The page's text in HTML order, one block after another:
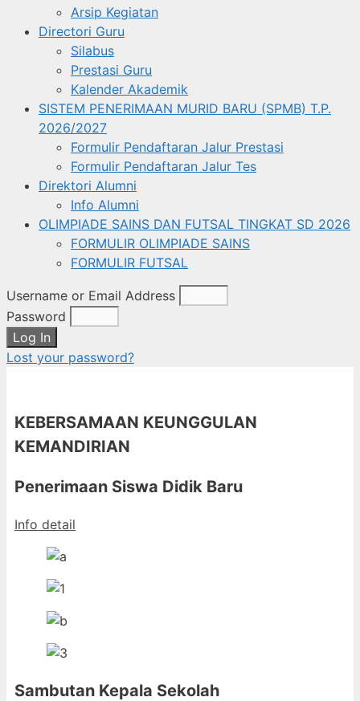
Arsip Kegiatan
Directori Guru
Silabus
Prestasi Guru
Kalender Akademik
SISTEM PENERIMAAN MURID BARU (SPMB) T.P.
2026/2027
Formulir Pendaftaran Jalur Prestasi
Formulir Pendaftaran Jalur Tes
Direktori Alumni
Info Alumni
OLIMPIADE SAINS DAN FUTSAL TINGKAT SD 2026
FORMULIR OLIMPIADE SAINS
FORMULIR FUTSAL
Username or Email Address
Password
Log In
Lost your password?
KEBERSAMAAN KEUNGGULAN
KEMANDIRIAN
Penerimaan Siswa Didik Baru
Info detail
Sambutan Kepala Sekolah